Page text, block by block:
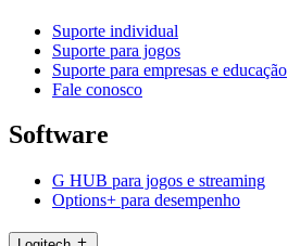
Suporte individual
Suporte para jogos
Suporte para empresas e educação
Fale conosco
Software
G HUB para jogos e streaming
Options+ para desempenho